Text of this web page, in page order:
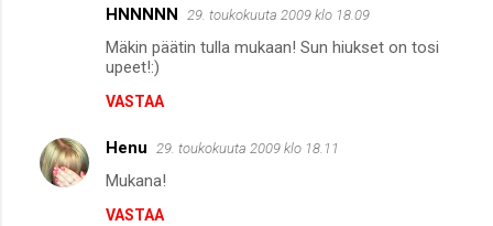
HNNNNN 29. toukokuuta 2009 klo 18.09
Mäkin päätin tulla mukaan! Sun hiukset on tosi
upeet!:)
VASTAA
Henu 29. toukokuuta 2009 klo 18.11
Mukana!
VASTAA